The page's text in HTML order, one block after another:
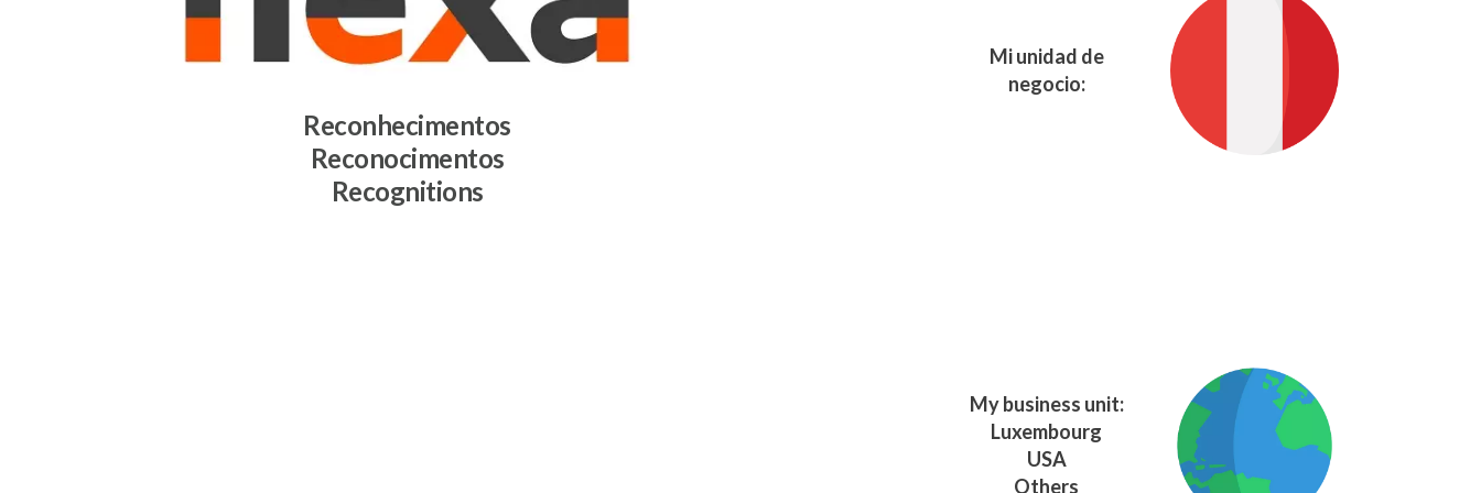
Reconhecimentos
Reconocimentos
Recognitions
Mi unidad de
negocio:
My business unit:
Luxembourg
USA
Others